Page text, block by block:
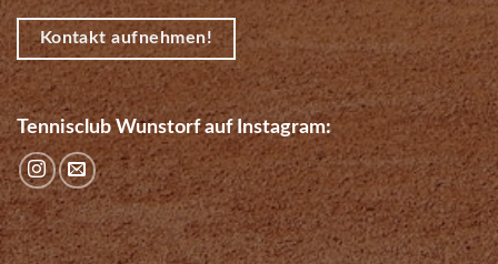
Kontakt aufnehmen!
Tennisclub Wunstorf auf Instagram: